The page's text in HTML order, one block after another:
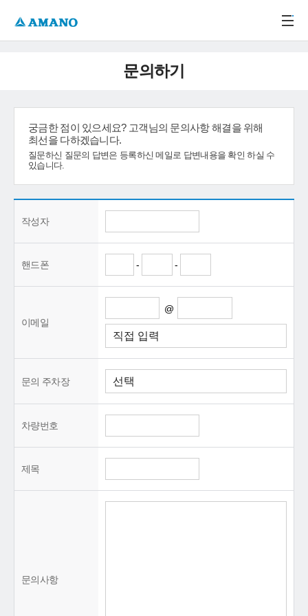
문의하기
궁금한 점이 있으세요? 고객님의 문의사항 해결을 위해
최선을 다하겠습니다.
질문하신 질문의 답변은 등록하신 메일로 답변내용을 확인 하실 수
있습니다.
작성자
핸드폰 - -
이메일
@
문의 주차장
차량번호
제목
문의사항